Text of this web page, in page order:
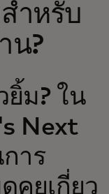
ำหรับ
น?
ยิ้ม? ใน
Next
าร
คุยเกี่ยว